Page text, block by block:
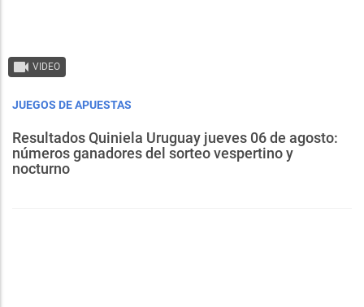
VIDEO
JUEGOS DE APUESTAS
Resultados Quiniela Uruguay jueves 06 de agosto:
números ganadores del sorteo vespertino y
nocturno